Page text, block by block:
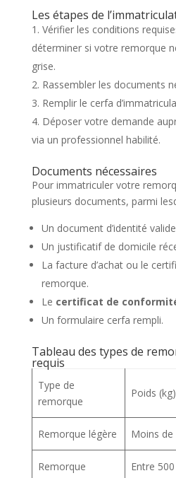
Les étapes de
Vérifier les conditions
déterminer si votre remorque
grise.
Rassembler les documents
Remplir le cerfa
Déposer votre demande
via un professionnel habilité.
Documents nécessaires
Pour immatriculer votre
plusieurs documents, parmi
Un document d’identité
Un justificatif de domicile
La facture d’achat ou le
remorque.
Le certificat de
Un formulaire cerfa rempli.
Tableau des types de
requis
Type de
remorque
Poids (kg)
Remorque légère Moins de
Remorque
Entre